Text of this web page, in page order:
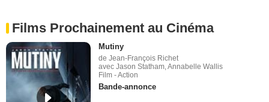
Films Prochainement au Cinéma
Mutiny
de Jean-François Richet
avec Jason Statham, Annabelle Wallis
Film - Action
Bande-annonce